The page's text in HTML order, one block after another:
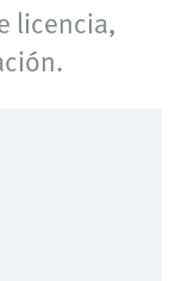
licencia,